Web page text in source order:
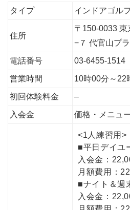
タイプ インドアゴル
住所
〒150-0033 東
−７ 代官山プ
電話番号 03-6455-1514
営業時間 10時00分～22
初回体験料金 –
入会金 価格・メニュ
<1人練習用>
■平日デイユ
入会金：
月額費用：
■ナイト＆週
入会金：